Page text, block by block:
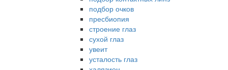
подбор очков
пресбиопия
строение глаз
сухой глаз
увеит
усталость глаз